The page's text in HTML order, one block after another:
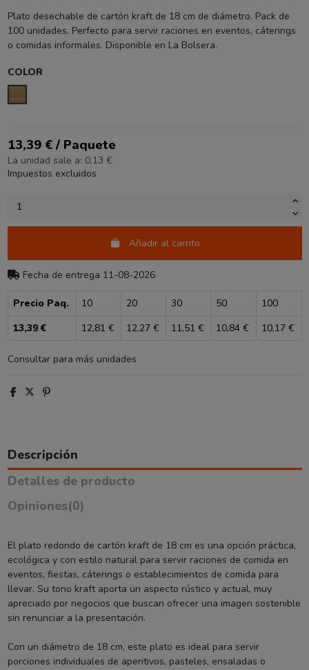
Plato desechable de cartón kraft de 18 cm de diámetro. Pack de
100 unidades. Perfecto para servir raciones en eventos, cáterings
o comidas informales. Disponible en La Bolsera.
COLOR
13,39 € / Paquete
La unidad sale a: 0,13 €
Impuestos excluidos
Añadir al carrito
Fecha de entrega 11-08-2026
Precio Paq. 10 20 30 50
100
13,39 €
12,81 € 12,27 € 11,51 € 10,84 € 10,17 €
Consultar para más unidades
Descripción
Detalles de producto
Opiniones(0)
El plato redondo de cartón kraft de 18 cm es una opción práctica,
ecológica y con estilo natural para servir raciones de comida en
eventos, fiestas, cáterings o establecimientos de comida para
llevar. Su tono kraft aporta un aspecto rústico y actual, muy
apreciado por negocios que buscan ofrecer una imagen sostenible
sin renunciar a la presentación.
Con un diámetro de 18 cm, este plato es ideal para servir
porciones individuales de aperitivos, pasteles, ensaladas o